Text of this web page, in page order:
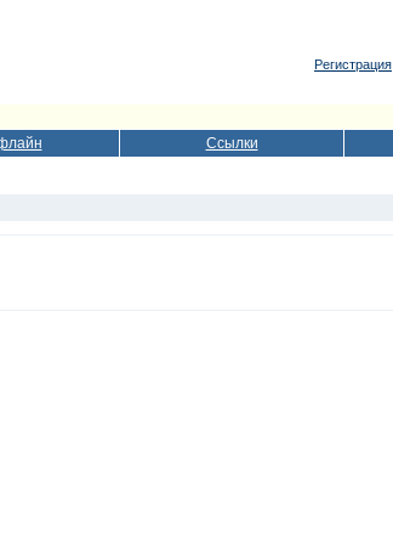
Регистрация
Ссылки